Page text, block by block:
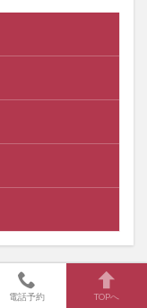
電話予約 TOPへ